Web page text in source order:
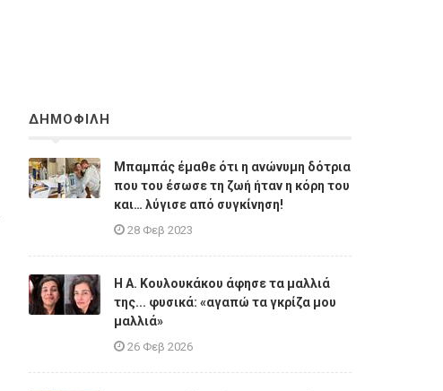
ΔΗΜΟΦΙΛΗ
Μπαμπάς έμαθε ότι η ανώνυμη δότρια
που του έσωσε τη ζωή ήταν η κόρη του
και… λύγισε από συγκίνηση!
28 Φεβ 2023
Η A. Κουλουκάκου άφησε τα μαλλιά
της... φυσικά: «αγαπώ τα γκρίζα μου
μαλλιά»
26 Φεβ 2026